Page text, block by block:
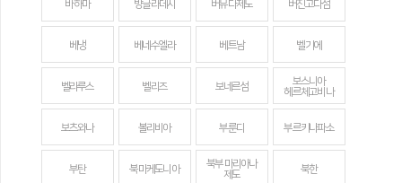
바하마 방글라데시 버뮤다제도 버진고다섬
베냉 베네수엘라 베트남 벨기에
벨라루스 벨리즈 보네르섬
보스니아
헤르체고비나
보츠와나 볼리비아 부룬디 부르키나파소
부탄 북마케도니아
북부 마리아나
제도
북한